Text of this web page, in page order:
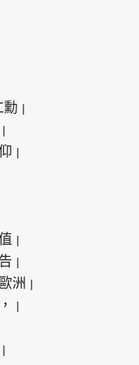
勳
洲